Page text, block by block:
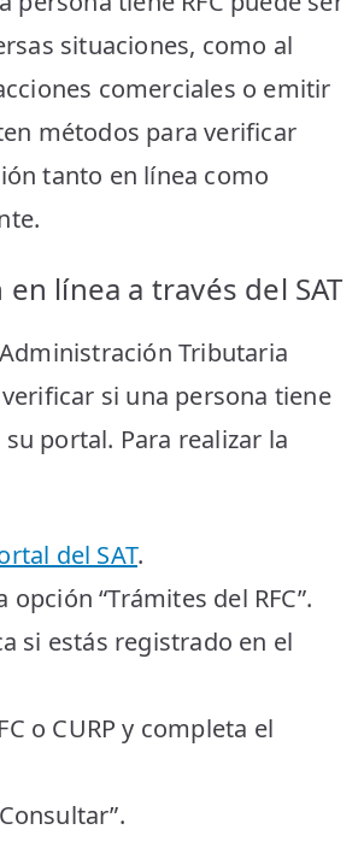
situaciones, como al
comerciales o emitir
métodos para verificar
tanto en línea como
línea a través del SAT
Tributaria
si una persona tiene
su portal. Para realizar la
del SAT.
opción “Trámites del RFC”.
si estás registrado en el
o CURP y completa el